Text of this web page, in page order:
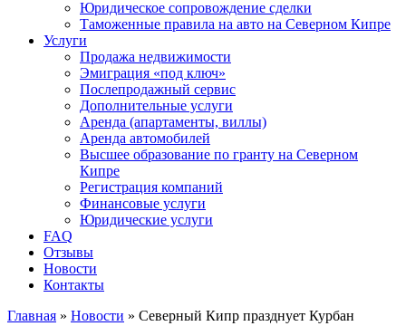
Юридическое сопровождение сделки
Таможенные правила на авто на Северном Кипре
Услуги
Продажа недвижимости
Эмиграция «под ключ»
Послепродажный сервис
Дополнительные услуги
Аренда (апартаменты, виллы)
Аренда автомобилей
Высшее образование по гранту на Северном
Кипре
Регистрация компаний
Финансовые услуги
Юридические услуги
FAQ
Отзывы
Новости
Контакты
Главная » Новости » Северный Кипр празднует Курбан